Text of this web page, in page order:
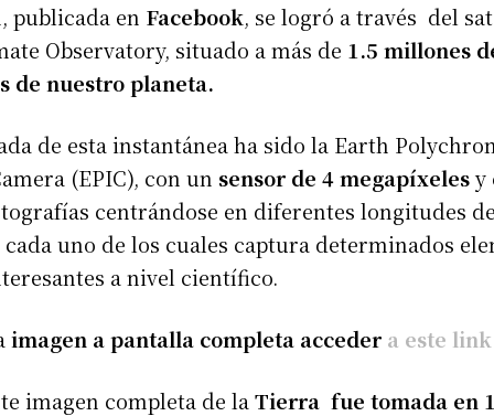
publicada en Facebook, se logró a través del
Observatory, situado a más de 1.5 millones
de nuestro planeta.
de esta instantánea ha sido la Earth
(EPIC), con un sensor de 4 megapíxelesy
centrándose en diferentes longitudes
cada uno de los cuales captura determinados
a nivel científico.
imagen a pantalla completa acceder a este link
imagen completa de la Tierra fue tomada en